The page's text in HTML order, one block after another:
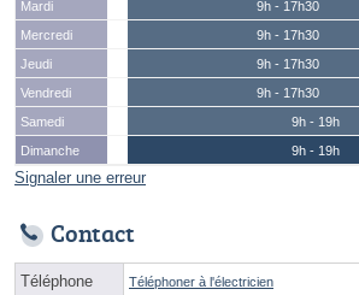
Mardi
9h - 17h30
Mercredi
9h - 17h30
Jeudi
9h - 17h30
Vendredi
9h - 17h30
Samedi
9h - 19h
Dimanche
9h - 19h
Signaler une erreur
Contact
Téléphone Téléphoner à l'électricien